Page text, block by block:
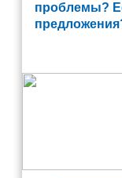
проблемы?